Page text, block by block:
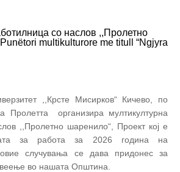
со наслов ,,Пролетно
multikulturore me titull “Ngjyra
,,Крсте Мисирков“ Кичево, по
Пролетта организира мултикултурна
,,Пролетно шаренило“, Проект кој е
за работа за 2026 година на
овие случувања се дава придонес за
во нашата Општина.